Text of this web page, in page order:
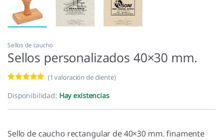
Sellos de caucho
Sellos personalizados 40×30 mm.
5.00de 5 en
base a
valoración de
(1 valoración de cliente)
Disponibilidad: Hay existencias
Sello de caucho rectangular de 40×30 mm. finamente